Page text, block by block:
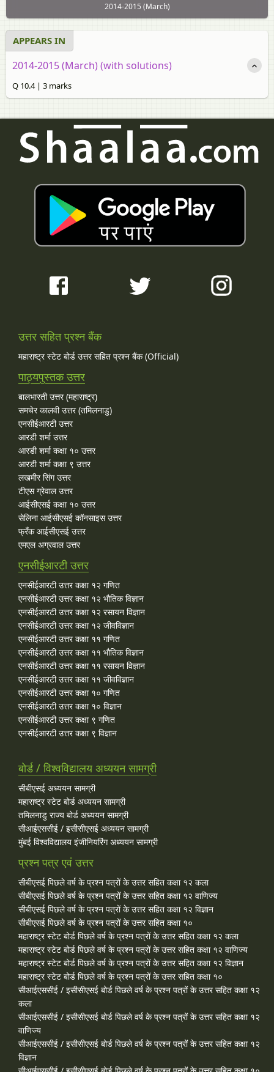
2014-2015 (March)
APPEARS IN
2014-2015 (March) (with solutions)
Q 10.4 | 3 marks
उत्तर सहित प्रश्न बैंक
महाराष्ट्र स्टेट बोर्ड उत्तर सहित प्रश्न बैंक (Official)
पाठ्यपुस्तक उत्तर
बालभारती उत्तर (महाराष्ट्र)
समचेर कालवी उत्तर (तमिलनाडु)
एनसीईआरटी उत्तर
आरडी शर्मा उत्तर
आरडी शर्मा कक्षा १० उत्तर
आरडी शर्मा कक्षा ९ उत्तर
लखमीर सिंग उत्तर
टीएस ग्रेवाल उत्तर
आईसीएसई कक्षा १० उत्तर
सेलिना आईसीएसई कॉनसाइस उत्तर
फ्रँक आईसीएसई उत्तर
एमएल अग्रवाल उत्तर
एनसीईआरटी उत्तर
एनसीईआरटी उत्तर कक्षा १२ गणित
एनसीईआरटी उत्तर कक्षा १२ भौतिक विज्ञान
एनसीईआरटी उत्तर कक्षा १२ रसायन विज्ञान
एनसीईआरटी उत्तर कक्षा १२ जीवविज्ञान
एनसीईआरटी उत्तर कक्षा ११ गणित
एनसीईआरटी उत्तर कक्षा ११ भौतिक विज्ञान
एनसीईआरटी उत्तर कक्षा ११ रसायन विज्ञान
एनसीईआरटी उत्तर कक्षा ११ जीवविज्ञान
एनसीईआरटी उत्तर कक्षा १० गणित
एनसीईआरटी उत्तर कक्षा १० विज्ञान
एनसीईआरटी उत्तर कक्षा ९ गणित
एनसीईआरटी उत्तर कक्षा ९ विज्ञान
बोर्ड / विश्वविद्यालय अध्ययन सामग्री
सीबीएसई अध्ययन सामग्री
महाराष्ट्र स्टेट बोर्ड अध्ययन सामग्री
तमिलनाडु राज्य बोर्ड अध्ययन सामग्री
सीआईएससीई / इसीसीएसई अध्ययन सामग्री
मुंबई विश्वविद्यालय इंजीनियरिंग अध्ययन सामग्री
प्रश्न पत्र एवं उत्तर
सीबीएसई पिछले वर्ष के प्रश्न पत्रों के उत्तर सहित कक्षा १२ कला
सीबीएसई पिछले वर्ष के प्रश्न पत्रों के उत्तर सहित कक्षा १२ वाणिज्य
सीबीएसई पिछले वर्ष के प्रश्न पत्रों के उत्तर सहित कक्षा १२ विज्ञान
सीबीएसई पिछले वर्ष के प्रश्न पत्रों के उत्तर सहित कक्षा १०
महाराष्ट्र स्टेट बोर्ड पिछले वर्ष के प्रश्न पत्रों के उत्तर सहित कक्षा १२ कला
महाराष्ट्र स्टेट बोर्ड पिछले वर्ष के प्रश्न पत्रों के उत्तर सहित कक्षा १२ वाणिज्य
महाराष्ट्र स्टेट बोर्ड पिछले वर्ष के प्रश्न पत्रों के उत्तर सहित कक्षा १२ विज्ञान
महाराष्ट्र स्टेट बोर्ड पिछले वर्ष के प्रश्न पत्रों के उत्तर सहित कक्षा १०
सीआईएससीई / इसीसीएसई बोर्ड पिछले वर्ष के प्रश्न पत्रों के उत्तर सहित कक्षा १२
कला
सीआईएससीई / इसीसीएसई बोर्ड पिछले वर्ष के प्रश्न पत्रों के उत्तर सहित कक्षा १२
वाणिज्य
सीआईएससीई / इसीसीएसई बोर्ड पिछले वर्ष के प्रश्न पत्रों के उत्तर सहित कक्षा १२
विज्ञान